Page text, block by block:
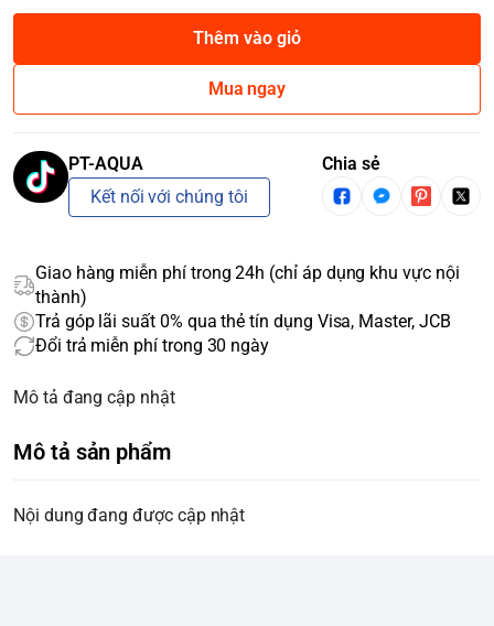
Thêm vào giỏ
Mua ngay
PT-AQUA
Kết nối với chúng tôi
Chia sẻ
Giao hàng miễn phí trong 24h (chỉ áp dụng khu vực nội
thành)
Trả góp lãi suất 0% qua thẻ tín dụng Visa, Master, JCB
Đổi trả miễn phí trong 30 ngày
Mô tả đang cập nhật
Mô tả sản phẩm
Nội dung đang được cập nhật